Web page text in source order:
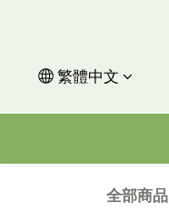
繁體中文
全部商品